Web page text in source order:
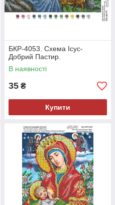
БКР-4053. Схема Ісус-
Добрий Пастир.
В наявності
35 ₴
Купити